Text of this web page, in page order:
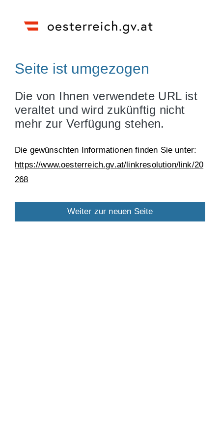
Seite ist umgezogen
Die von Ihnen verwendete URL ist
veraltet und wird zukünftig nicht
mehr zur Verfügung stehen.
Die gewünschten Informationen finden Sie unter:
https://www.oesterreich.gv.at/linkresolution/link/20
268
Weiter zur neuen Seite